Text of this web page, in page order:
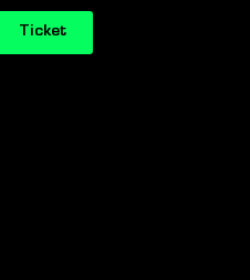
Ticket